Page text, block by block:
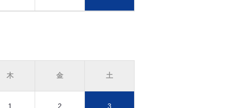
木 金 土
1 2 3